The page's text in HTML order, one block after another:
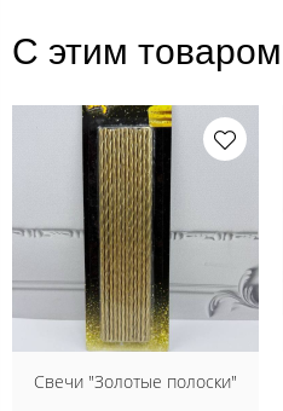
С этим
Свечи "Золотые полоски"